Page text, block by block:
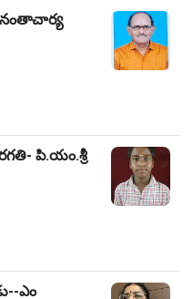
పి.యం.శ్రీ
ఎం